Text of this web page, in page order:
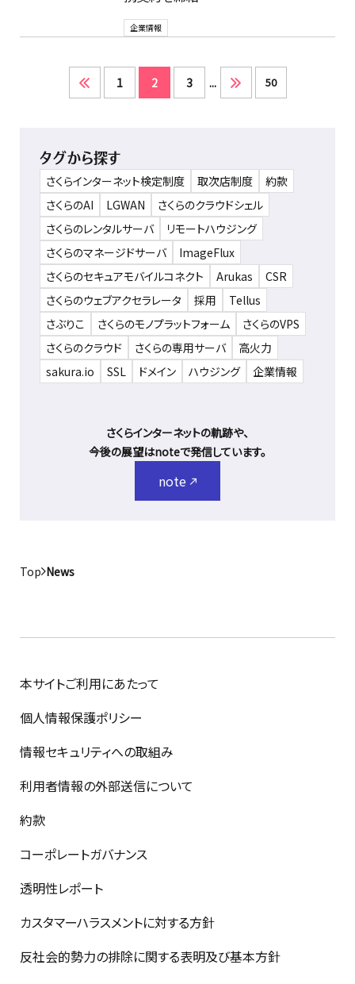
企業情報
1 2 3 ... 50
タグから探す
さくらインターネット検定制度 取次店制度
約款
さくらのAI
LGWAN
さくらのクラウドシェル
さくらのレンタルサーバ
リモートハウジング
さくらのマネージドサーバ
ImageFlux
さくらのセキュアモバイルコネクト
Arukas
CSR
さくらのウェブアクセラレータ
採用
Tellus
さぶりこ
さくらのモノプラットフォーム
さくらのVPS
さくらのクラウド
さくらの専用サーバ
高火力
sakura.io
SSL ドメイン ハウジング 企業情報
さくらインターネットの軌跡や、
今後の展望はnoteで発信しています。
note
Top News
本サイトご利用にあたって
個人情報保護ポリシー
情報セキュリティへの取組み
利用者情報の外部送信について
約款
コーポレートガバナンス
透明性レポート
カスタマーハラスメントに対する方針
反社会的勢力の排除に関する表明及び基本方針